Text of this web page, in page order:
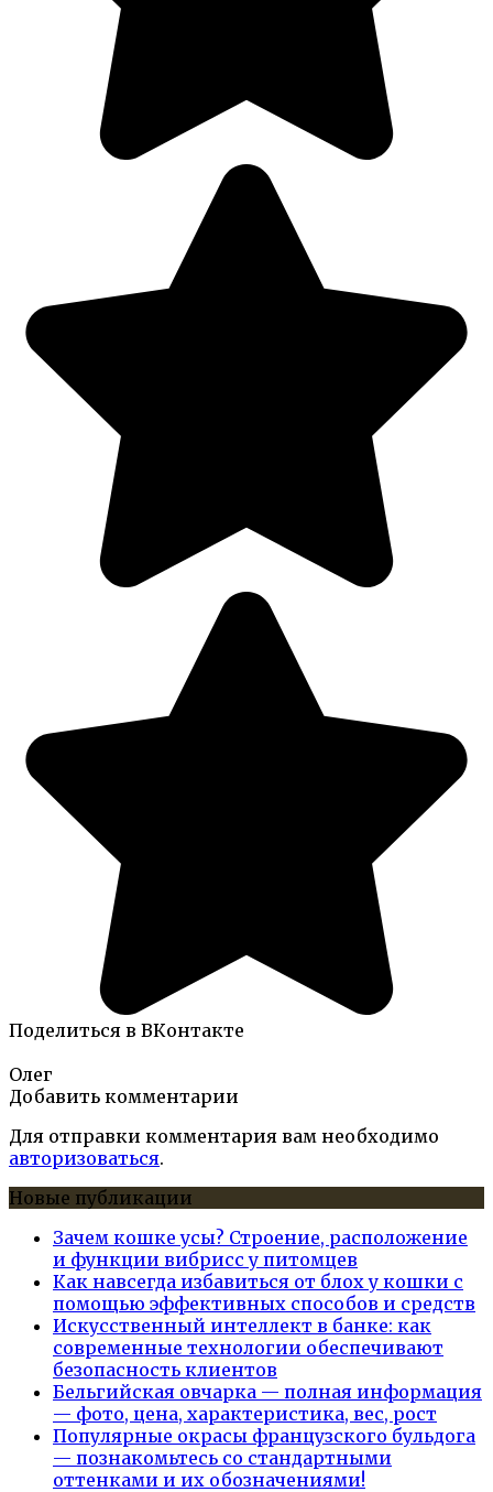
Поделиться в ВКонтакте
Олег
Добавить комментарии
Для отправки комментария вам необходимо
авторизоваться.
Новые публикации
Зачем кошке усы? Строение, расположение
и функции вибрисс у питомцев
Как навсегда избавиться от блох у кошки с
помощью эффективных способов и средств
Искусственный интеллект в банке: как
современные технологии обеспечивают
безопасность клиентов
Бельгийская овчарка — полная информация
— фото, цена, характеристика, вес, рост
Популярные окрасы французского бульдога
— познакомьтесь со стандартными
оттенками и их обозначениями!